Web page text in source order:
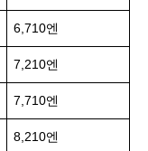
6,710엔
7,210엔
7,710엔
8,210엔